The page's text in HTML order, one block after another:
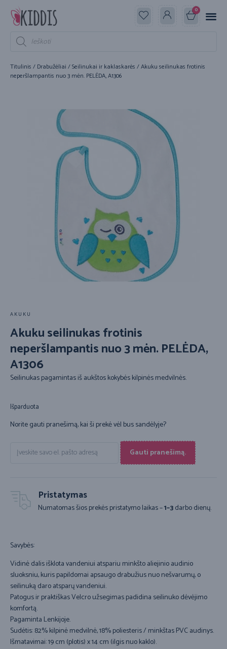
0
Titulinis / Drabužėliai /Seilinukai ir kaklaskarės / Akuku seilinukas frotinis
neperšlampantis nuo 3 mėn. PELĖDA, A1306
AKUKU
Akuku seilinukas frotinis
neperšlampantis nuo 3 mėn. PELĖDA,
A1306
Seilinukas pagamintas iš aukštos kokybės kilpinės medvilnės.
Išparduota
Norite gauti pranešimą, kai ši prekė vėl bus sandėlyje?
Gauti pranešimą.
Pristatymas
Numatomas šios prekės pristatymo laikas –1–3darbo dienų.
Savybės:
Vidinė dalis išklota vandeniui atspariu minkšto aliejinio audinio
sluoksniu, kuris papildomai apsaugo drabužius nuo nešvarumų, o
seilinuką daro atsparų vandeniui.
Patogus ir praktiškas Velcro užsegimas padidina seilinuko dėvėjimo
komfortą.
Pagaminta Lenkijoje.
Sudėtis: 82% kilpinė medvilnė, 18% poliesteris / minkštas PVC audinys.
Išmatavimai: 19 cm (plotis) x 14 cm (ilgis nuo kaklo).